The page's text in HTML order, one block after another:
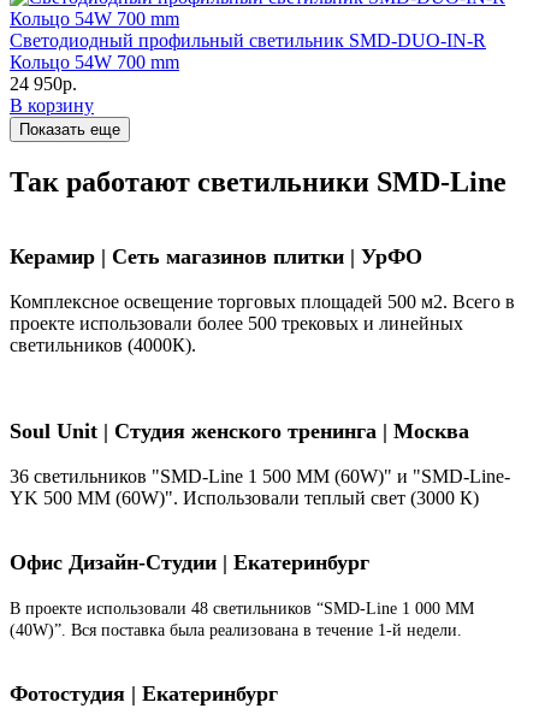
Светодиодный профильный светильник SMD-DUO-IN-R
Кольцо 54W 700 mm
24 950р.
В корзину
Показать еще
Так работают светильники SMD-Line
Керамир | Сеть магазинов плитки | УрФО
Комплексное освещение торговых площадей 500 м2. Всего в
проекте использовали более 500 трековых и линейных
светильников (4000К).
Soul Unit | Студия женского тренинга | Москва
36 светильников "SMD-Line 1 500 ММ (60W)" и "SMD-Line-
YK 500 ММ (60W)". Использовали теплый свет (3000 К)
Офис Дизайн-Студии | Екатеринбург
В проекте использовали 48 светильников “SMD-Line 1 000 ММ
(40W)”. Вся поставка была реализована в течение 1-й недели.
Фотостудия | Екатеринбург